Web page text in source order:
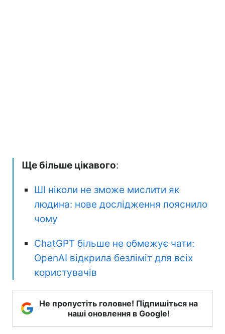
Ще більше цікавого:
ШІ ніколи не зможе мислити як
людина: нове дослідження пояснило
чому
ChatGPT більше не обмежує чати:
OpenAI відкрила безліміт для всіх
користувачів
Не пропустіть головне! Підпишіться на
наші оновлення в Google!